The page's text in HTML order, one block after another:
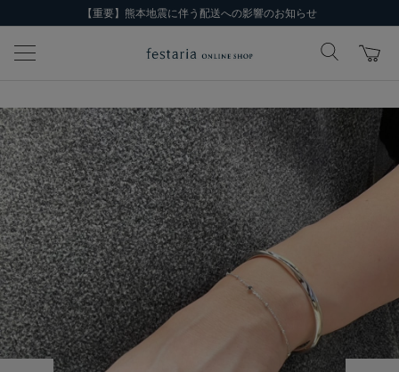
【重要】熊本地震に伴う配送への影響のお知らせ
前の画像